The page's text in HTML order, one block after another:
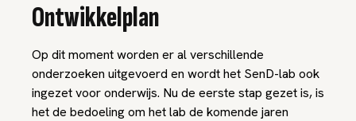
Ontwikkelplan
Op dit moment worden er al verschillende
onderzoeken uitgevoerd en wordt het SenD-lab ook
ingezet voor onderwijs. Nu de eerste stap gezet is, is
het de bedoeling om het lab de komende jaren